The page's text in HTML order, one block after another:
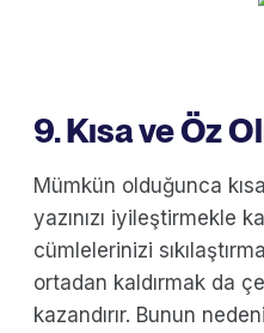
9. Kısa ve Öz
Mümkün olduğunca
yazınızı iyileştirmekle
cümlelerinizi
ortadan kaldırmak da
kazandırır. Bunun